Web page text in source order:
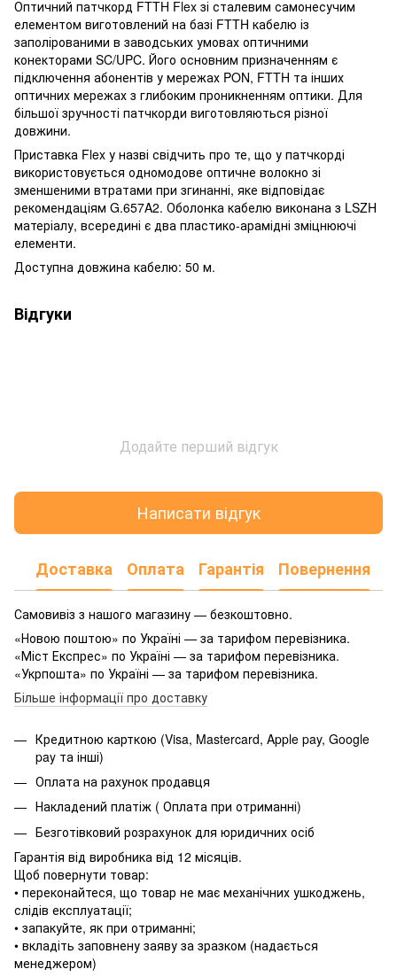
Оптичний патчкорд FTTH Flex зі сталевим самонесучим
елементом виготовлений на базі FTTH кабелю із
заполірованими в заводських умовах оптичними
конекторами SC/UPC. Його основним призначенням є
підключення абонентів у мережах PON, FTTH та інших
оптичних мережах з глибоким проникненням оптики. Для
більшої зручності патчкорди виготовляються різної
довжини.
Приставка Flex у назві свідчить про те, що у патчкорді
використовується одномодове оптичне волокно зі
зменшеними втратами при згинанні, яке відповідає
рекомендаціям G.657A2. Оболонка кабелю виконана з LSZH
матеріалу, всередині є два пластико-арамідні зміцнюючі
елементи.
Доступна довжина кабелю: 50 м.
Відгуки
Додайте перший відгук
Написати відгук
Доставка Оплата Гарантія Повернення
Самовивіз з нашого магазину — безкоштовно.
«Новою поштою» по Україні — за тарифом перевізника.
«Міст Експрес» по Україні — за тарифом перевізника.
«Укрпошта» по Україні — за тарифом перевізника.
Більше інформації про доставку
Кредитною карткою (Visa, Mastercard, Apple pay, Google
pay та інші)
Оплата на рахунок продавця
Накладений платіж ( Оплата при отриманні)
Безготівковий розрахунок для юридичних осіб
Гарантія від виробника від 12 місяців.
Щоб повернути товар:
• переконайтеся, що товар не має механічних ушкоджень,
слідів експлуатації;
• запакуйте, як при отриманні;
• вкладіть заповнену заяву за зразком (надається
менеджером)